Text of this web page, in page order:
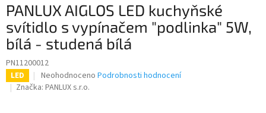
PANLUX AIGLOS LED kuchyňské
svítidlo s vypínačem "podlinka" 5W,
bílá - studená bílá
PN11200012
LED
Průměrné
hodnocení
Neohodnoceno Podrobnosti hodnocení
Značka: PANLUX s.r.o.